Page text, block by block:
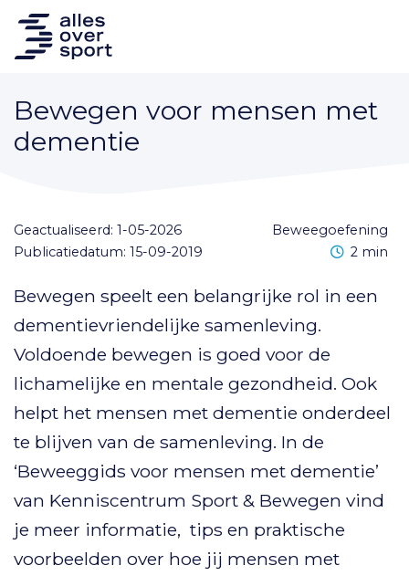
Bewegen voor mensen met
dementie
beweegoefening
Geactualiseerd: 1-05-2026
Publicatiedatum: 15-09-2019
Leestijd
2 min
Bewegen speelt een belangrijke rol in een
dementievriendelijke samenleving.
Voldoende bewegen is goed voor de
lichamelijke en mentale gezondheid. Ook
helpt het mensen met dementie onderdeel
te blijven van de samenleving. In de
‘Beweeggids voor mensen met dementie’
van Kenniscentrum Sport & Bewegen vind
je meer informatie, tips en praktische
voorbeelden over hoe jij mensen met